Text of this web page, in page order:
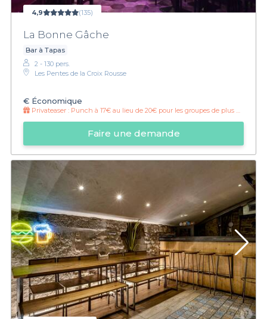
4,9 (135)
La Bonne Gâche
Bar à Tapas
2 - 130 pers.
Les Pentes de la Croix Rousse
€ Économique
Privateaser : Punch à 17€ au lieu de 20€ pour les groupes de plus de 20 pers !
Faire une demande